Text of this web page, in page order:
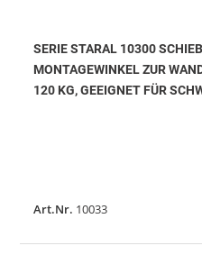
SERIE STARAL 10300
MONTAGEWINKEL ZUR
120 KG, GEEIGNET FÜR
Art.Nr. 10033